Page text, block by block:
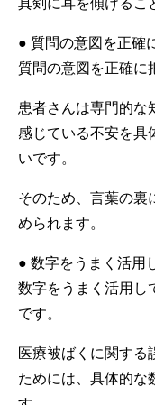
真剣に耳を傾けるこ
● 質問の意図を正確
質問の意図を正確に
患者さんは専門的な
感じている不安を具
いです。
そのため、言葉の裏
められます。
● 数字をうまく活用
数字をうまく活用し
です。
医療被ばくに関する
ためには、具体的な